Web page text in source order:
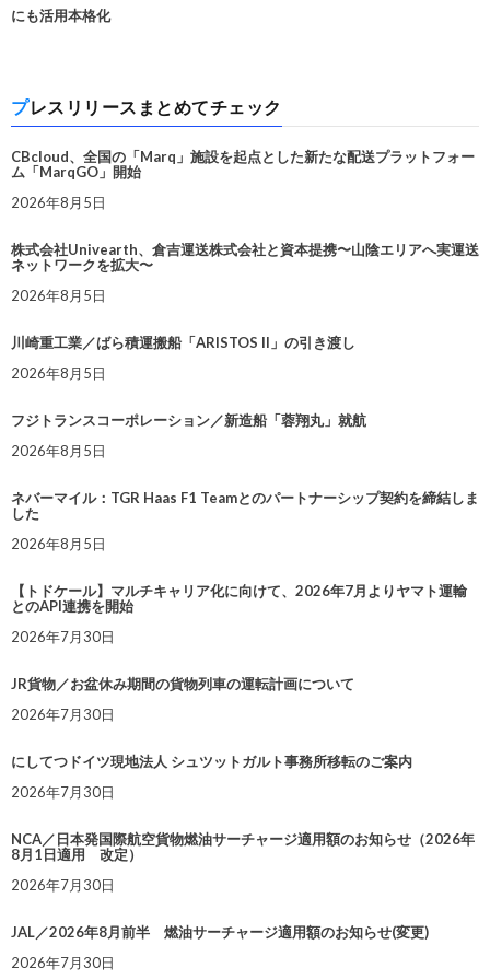
にも活用本格化
プレスリリースまとめてチェック
CBcloud、全国の「Marq」施設を起点とした新たな配送プラットフォー
ム「MarqGO」開始
2026年8月5日
株式会社Univearth、倉吉運送株式会社と資本提携〜山陰エリアへ実運送
ネットワークを拡大〜
2026年8月5日
川崎重工業／ばら積運搬船「ARISTOS II」の引き渡し
2026年8月5日
フジトランスコーポレーション／新造船「蓉翔丸」就航
2026年8月5日
ネバーマイル：TGR Haas F1 Teamとのパートナーシップ契約を締結しま
した
2026年8月5日
【トドケール】マルチキャリア化に向けて、2026年7月よりヤマト運輸
とのAPI連携を開始
2026年7月30日
JR貨物／お盆休み期間の貨物列車の運転計画について
2026年7月30日
にしてつドイツ現地法人 シュツットガルト事務所移転のご案内
2026年7月30日
NCA／日本発国際航空貨物燃油サーチャージ適用額のお知らせ（2026年
8月1日適用 改定）
2026年7月30日
JAL／2026年8月前半 燃油サーチャージ適用額のお知らせ(変更)
2026年7月30日